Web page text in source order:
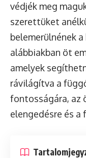
védjék meg
szerettüket
belemerülnének
alábbiakban öt
amelyek
rávilágítva a
fontosságára, az
elengedésre és a